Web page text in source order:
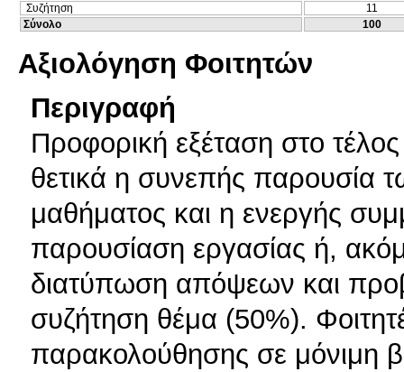
Συζήτηση
11
Σύνολο
100
Αξιολόγηση Φοιτητών
Περιγραφή
Προφορική εξέταση στο
θετικά η συνεπής παρουσία
μαθήματος και η ενεργής
παρουσίαση εργασίας ή,
διατύπωση απόψεων και
συζήτηση θέμα (50%).
παρακολούθησης σε μόνιμη